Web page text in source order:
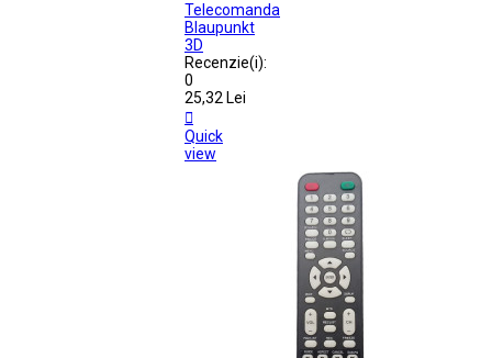
Telecomanda
Blaupunkt
3D
Recenzie(i):
0
25,32 Lei

Quick
view